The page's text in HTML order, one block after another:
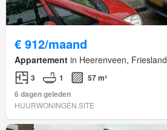
€ 912/maand
Appartement in Heerenveen, Friesland
3 1
57 m²
6 dagen geleden
HUURWONINGEN.SITE